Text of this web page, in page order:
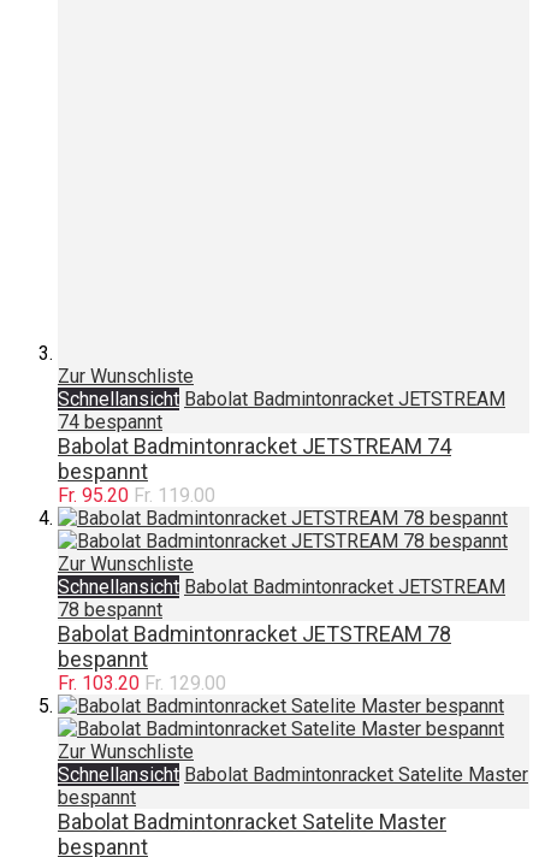
Zur Wunschliste
Schnellansicht Babolat Badmintonracket JETSTREAM
74 bespannt
Babolat Badmintonracket JETSTREAM 74
bespannt
Fr. 95.20 Fr. 119.00
Zur Wunschliste
Schnellansicht Babolat Badmintonracket JETSTREAM
78 bespannt
Babolat Badmintonracket JETSTREAM 78
bespannt
Fr. 103.20 Fr. 129.00
Zur Wunschliste
Schnellansicht Babolat Badmintonracket Satelite Master
bespannt
Babolat Badmintonracket Satelite Master
bespannt